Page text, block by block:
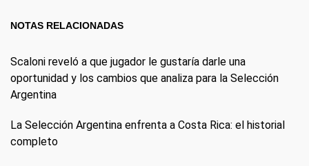
NOTAS RELACIONADAS
Scaloni reveló a que jugador le gustaría darle una
oportunidad y los cambios que analiza para la Selección
Argentina
La Selección Argentina enfrenta a Costa Rica: el historial
completo